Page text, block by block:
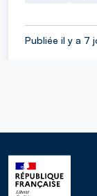
Publiée il y a 7